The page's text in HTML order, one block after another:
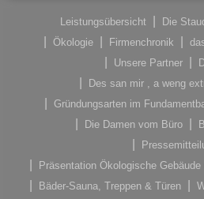
Leistungsübersicht
Die
Ökologie
Firmenchronik
Unsere Partner
Des san mir , a weng
Gründungsarten im
Die Damen vom Büro
Präsentation Ökologische
Bäder-Sauna, Treppen & Türen